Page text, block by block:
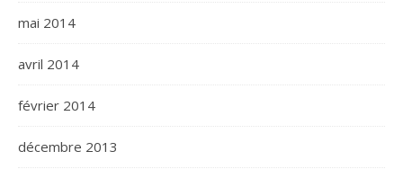
mai 2014
avril 2014
février 2014
décembre 2013